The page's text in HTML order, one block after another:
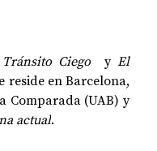
CINE FICCIONES
Tránsito Ciego
  y
El
reside en Barcelona,
Comparada (UAB) y
actual.